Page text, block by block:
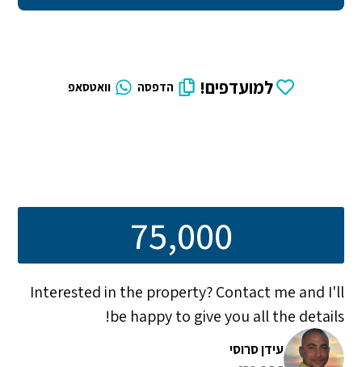
למועדפים! הדפסה וואטסאפ
75,000
Interested in the property? Contact me and I'll
be happy to give you all the details!
עידן סרוסי